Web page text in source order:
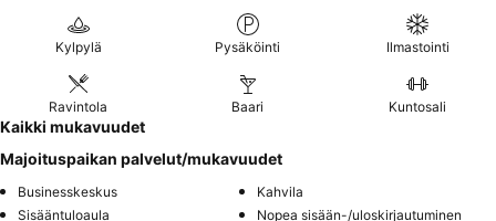
Kylpylä Pysäköinti Ilmastointi
Ravintola Baari Kuntosali
Kaikki mukavuudet
Majoituspaikan palvelut/mukavuudet
Businesskeskus
Kahvila
Sisääntuloaula
Nopea sisään-/uloskirjautuminen